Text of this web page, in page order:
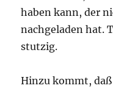
haben kann, der
nachgeladen hat.
stutzig.
Hinzu kommt,